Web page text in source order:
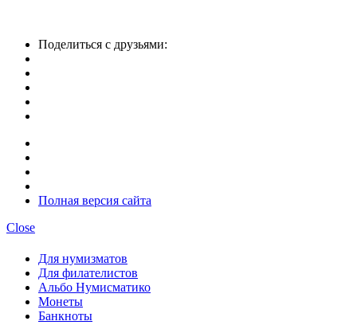
Поделиться с друзьями:
Полная версия сайта
Close
Для нумизматов
Для филателистов
Альбо Нумисматико
Монеты
Банкноты